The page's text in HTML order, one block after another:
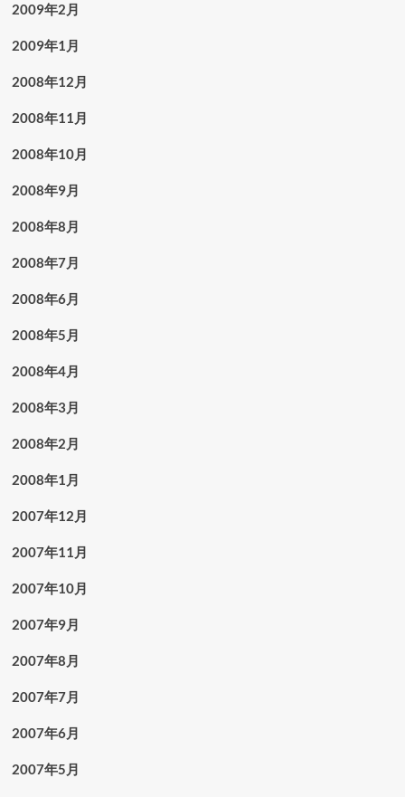
2009年2月
2009年1月
2008年12月
2008年11月
2008年10月
2008年9月
2008年8月
2008年7月
2008年6月
2008年5月
2008年4月
2008年3月
2008年2月
2008年1月
2007年12月
2007年11月
2007年10月
2007年9月
2007年8月
2007年7月
2007年6月
2007年5月